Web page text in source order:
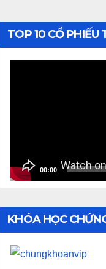
TOP 10 CỔ PHIẾU
00:00
KHÓA HỌC